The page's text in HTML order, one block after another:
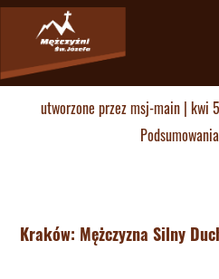
utworzone przezmsj-main| kwi
Kraków: Mężczyzna Silny